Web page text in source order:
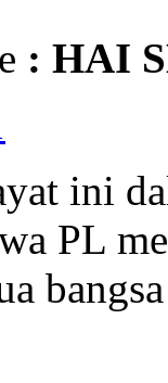
: HAI
ini
PL